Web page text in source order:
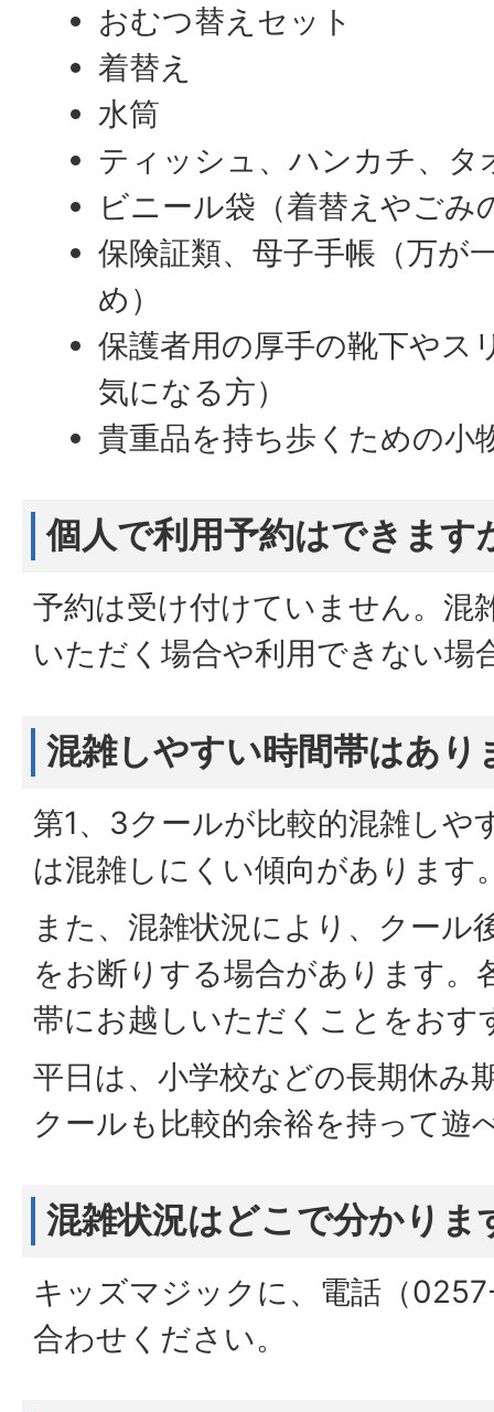
おむつ替えセット
着替え
水筒
ティッシュ、ハンカチ、タ
ビニール袋（着替えやごみ
保険証類、母子手帳（万が
め）
保護者用の厚手の靴下やス
気になる方）
貴重品を持ち歩くための小
個人で利用予約はできます
予約は受け付けていません。混
いただく場合や利用できない場
混雑しやすい時間帯はあり
第1、3クールが比較的混雑しや
は混雑しにくい傾向があります
また、混雑状況により、クール
をお断りする場合があります。
帯にお越しいただくことをおす
平日は、小学校などの長期休み
クールも比較的余裕を持って遊
混雑状況はどこで分かりま
キッズマジックに、電話（
合わせください。